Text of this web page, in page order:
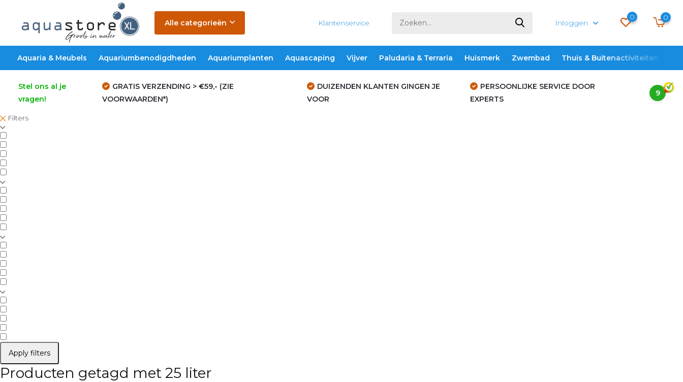
Alle categorieën Klantenservice Inloggen
0 0
Aquaria & Meubels Aquariumbenodigdheden Aquariumplanten Aquascaping Vijver Paludaria & Terraria Huismerk Zwembad Thuis & Buitenactiviteiten
Stel ons al je
vragen!
GRATIS VERZENDING > €59,- (ZIE
VOORWAARDEN*)
DUIZENDEN KLANTEN GINGEN JE
VOOR
PERSOONLIJKE SERVICE DOOR
EXPERTS
9
Filters
Apply filters
Producten getagd met 25 liter